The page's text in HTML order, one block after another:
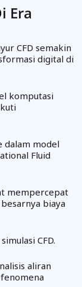
Era
CFD semakin
digital di
komputasi
dalam model
Fluid
mempercepat
biaya
CFD.
aliran